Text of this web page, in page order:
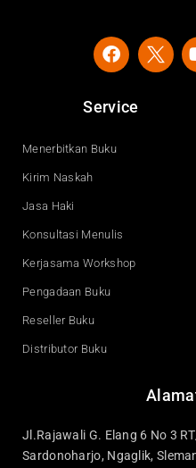
F
a
e
b
o
Service
Menerbitkan Buku
Kirim Naskah
Jasa Haki
Konsultasi Menulis
Kerjasama Workshop
Pengadaan Buku
Reseller Buku
Distributor Buku
Jl.Rajawali G. Elang 6 No 3
Sardonoharjo, Ngaglik,